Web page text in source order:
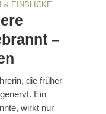
& EINBLICKE
–
die früher
Ein
wirkt nur